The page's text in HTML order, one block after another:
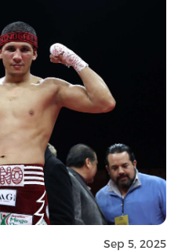
Sep 5, 2025